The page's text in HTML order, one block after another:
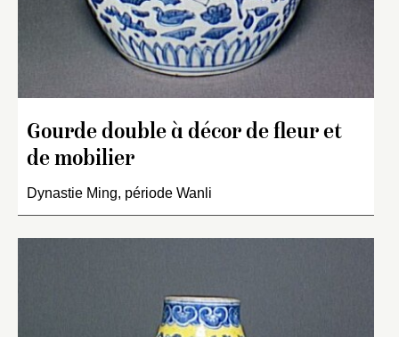
Gourde double à décor de fleur et
de mobilier
Dynastie Ming, période Wanli